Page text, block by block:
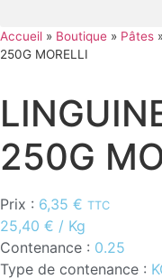
Accueil » Boutique » Pâtes »
250G MORELLI
250G
Prix : 6,35 € TTC
25,40 € / Kg
Contenance : 0.25
Type de contenance :